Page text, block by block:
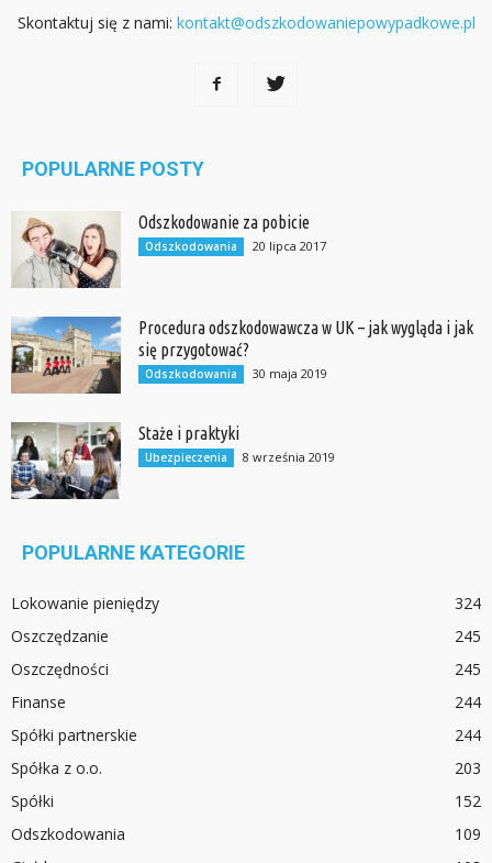
Skontaktuj się z nami: kontakt@odszkodowaniepowypadkowe.pl
POPULARNE POSTY
Odszkodowanie za pobicie
Odszkodowania 20 lipca 2017
Procedura odszkodowawcza w UK – jak wygląda i jak
się przygotować?
Odszkodowania 30 maja 2019
Staże i praktyki
Ubezpieczenia 8 września 2019
POPULARNE KATEGORIE
Lokowanie pieniędzy
324
Oszczędzanie
245
Oszczędności
245
Finanse
244
Spółki partnerskie
244
Spółka z o.o.
203
Spółki
152
Odszkodowania
109